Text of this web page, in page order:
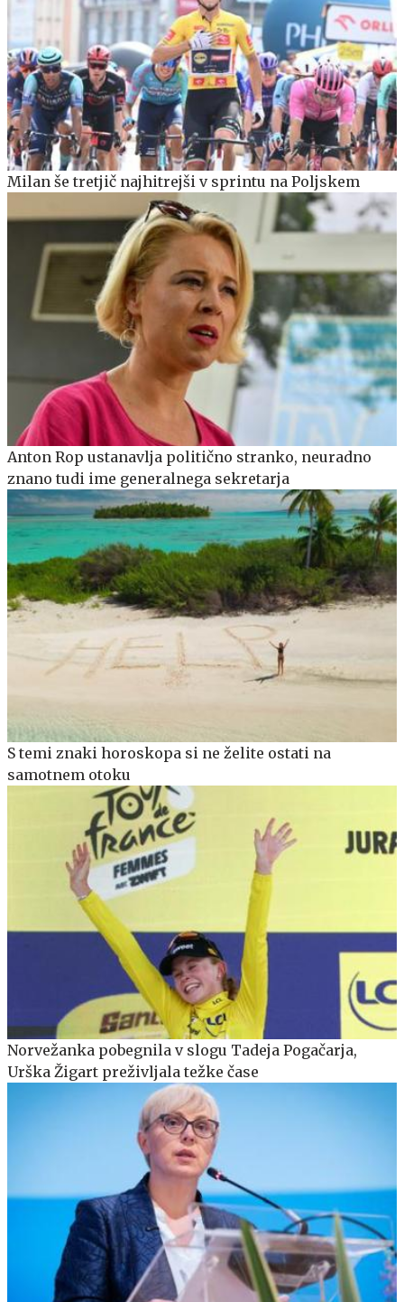
Milan še tretjič najhitrejši v sprintu na Poljskem
Anton Rop ustanavlja politično stranko, neuradno
znano tudi ime generalnega sekretarja
S temi znaki horoskopa si ne želite ostati na
samotnem otoku
Norvežanka pobegnila v slogu Tadeja Pogačarja,
Urška Žigart preživljala težke čase